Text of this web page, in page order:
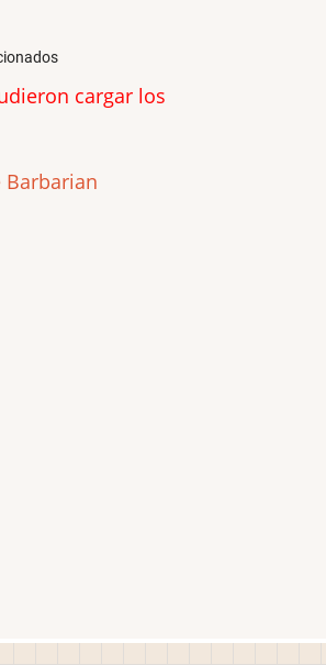
cargar los
Barbarian